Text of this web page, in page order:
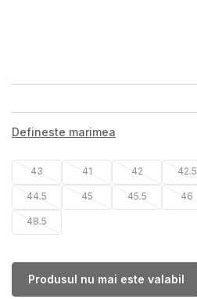
Defineste marimea
43 41 42 42.5
44.5 45 45.5 46
48.5
Produsul nu mai este valabil